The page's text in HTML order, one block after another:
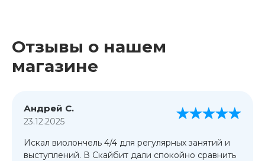
Отзывы о нашем
магазине
Андрей С.
23.12.2025
Искал виолончель 4/4 для регулярных занятий и
выступлений. В Скайбит дали спокойно сравнить